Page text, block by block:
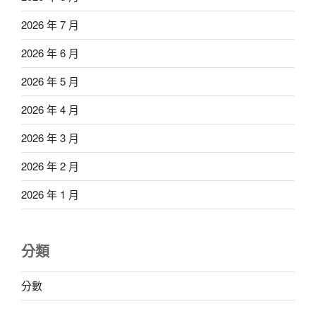
2026 年 7 月
2026 年 6 月
2026 年 5 月
2026 年 4 月
2026 年 3 月
2026 年 2 月
2026 年 1 月
分類
分數